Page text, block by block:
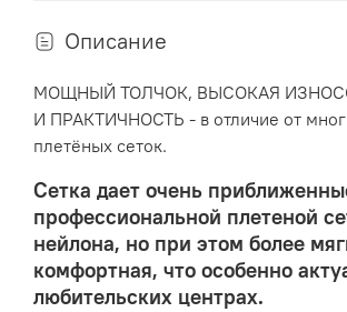
Описание
МОЩНЫЙ ТОЛЧОК, ВЫСОКАЯ
И ПРАКТИЧНОСТЬ - в отличие от
плетёных сеток.
Сетка дает очень
профессиональной плетеной
нейлона, но при этом более
комфортная, что особенно
любительских центрах.